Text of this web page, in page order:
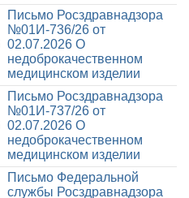
Письмо Росздравнадзора
№01И-736/26 от
02.07.2026 О
недоброкачественном
медицинском изделии
Письмо Росздравнадзора
№01И-737/26 от
02.07.2026 О
недоброкачественном
медицинском изделии
Письмо Федеральной
службы Росздравнадзора